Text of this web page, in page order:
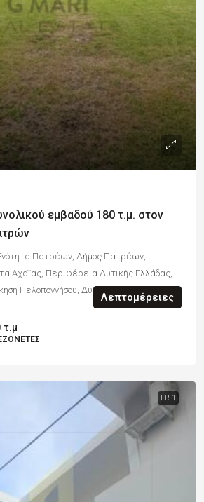
εμβαδού 180 τ.μ. στον
Πατρέων, Δήμος Πατρέων,
Αχαΐας, Περιφέρεια Δυτικής Ελλάδας,
Πελοποννήσου, Δυτικής Ελλάδας και
τ.μ
Λεπτομέρειες
FR-1